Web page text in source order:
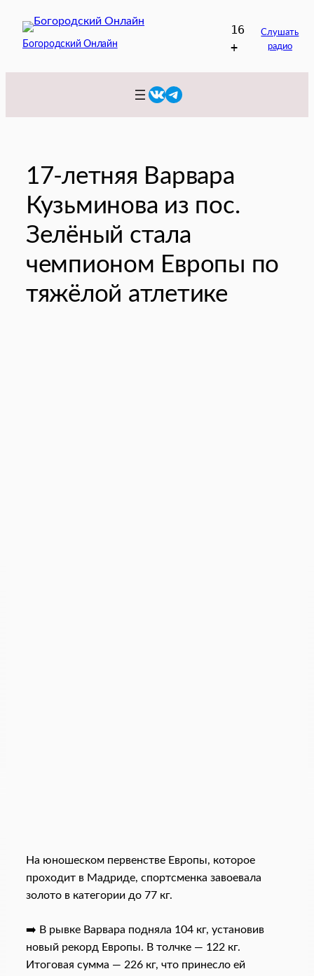
содержимому
Богородский Онлайн
16
+
Слушать
радио
VKTelegram
17-летняя Варвара
Кузьминова из пос.
Зелёный стала
чемпионом Европы по
тяжёлой атлетике
На юношеском первенстве Европы, которое
проходит в Мадриде, спортсменка завоевала
золото в категории до 77 кг.
➡️ В рывке Варвара подняла 104 кг, установив
новый рекорд Европы. В толчке — 122 кг.
Итоговая сумма — 226 кг, что принесло ей